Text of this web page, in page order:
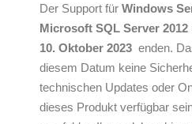
Der Support für Windows
Microsoft SQL Server 2012
10. Oktober 2023 enden.
diesem Datum keine
technischen Updates oder
dieses Produkt verfügbar